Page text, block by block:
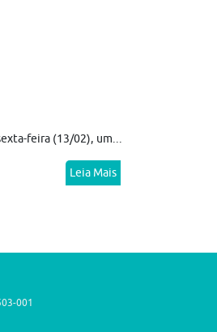
feira (13/02), um...
Leia Mais
001